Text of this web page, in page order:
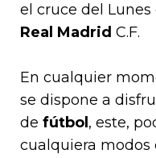
el cruce del Lunes
Real Madrid C.F.
En cualquier
se dispone a
de fútbol , este,
cualquiera